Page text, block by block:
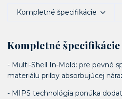
Kompletné špecifikácie
Kompletné špecifikácie
- Multi-Shell In-Mold: pre pevné
materiálu prilby absorbujúcej
- MIPS technológia ponúka